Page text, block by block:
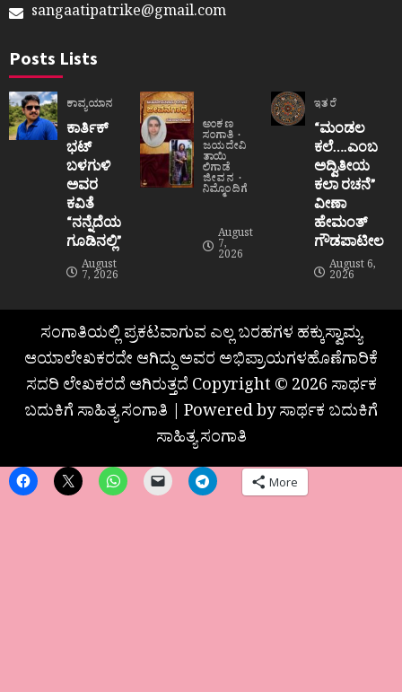
sangaatipatrike@gmail.com
Posts Lists
ಕಾವ್ಯಯಾನ
ಕಾರ್ತಿಕ್
ಭಟ್
ಬಳಗುಳಿ
ಅವರ
ಕವಿತೆ
“ನನ್ನೆದೆಯ
ಗೂಡಿನಲ್ಲಿ”
August
7, 2026
ಅಂಕಣ
ಸಂಗಾತಿ
ಜಯದೇವಿ
ತಾಯಿ
ಲಿಗಾಡೆ
ಜೀವನ
ನಿಮ್ಮೊಂದಿಗೆ
August
7,
2026
ಇತರೆ
“ಮಂಡಲ
ಕಲೆ….ಎಂಬ
ಅದ್ವಿತೀಯ
ಕಲಾ ರಚನೆ”‌
ವೀಣಾ
ಹೇಮಂತ್‌
ಗೌಡಪಾಟೀಲ
August 6,
2026
ಸಂಗಾತಿಯಲ್ಲಿ ಪ್ರಕಟವಾಗುವ ಎಲ್ಲ ಬರಹಗಳ ಹಕ್ಕುಸ್ವಾಮ್ಯ
ಆಯಾಲೇಖಕರದೇ ಆಗಿದ್ದು ಅವರ ಅಭಿಪ್ರಾಯಗಳಹೊಣೆಗಾರಿಕೆ
ಸದರಿ ಲೇಖಕರದೆ ಆಗಿರುತ್ತದೆ Copyright © 2026 ಸಾರ್ಥಕ
ಬದುಕಿಗೆ ಸಾಹಿತ್ಯ ಸಂಗಾತಿ | Powered by ಸಾರ್ಥಕ ಬದುಕಿಗೆ
ಸಾಹಿತ್ಯ ಸಂಗಾತಿ
More